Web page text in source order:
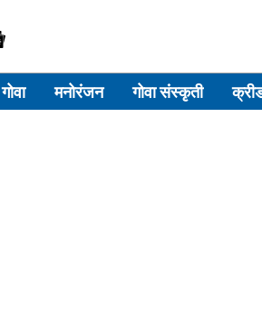
गोवा मनोरंजन गोवा संस्कृती